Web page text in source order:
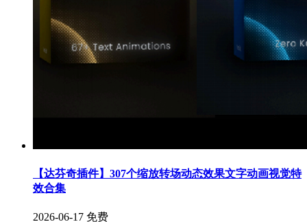
【达芬奇插件】307个缩放转场动态效果文字动画视觉特
效合集
2026-06-17 免费